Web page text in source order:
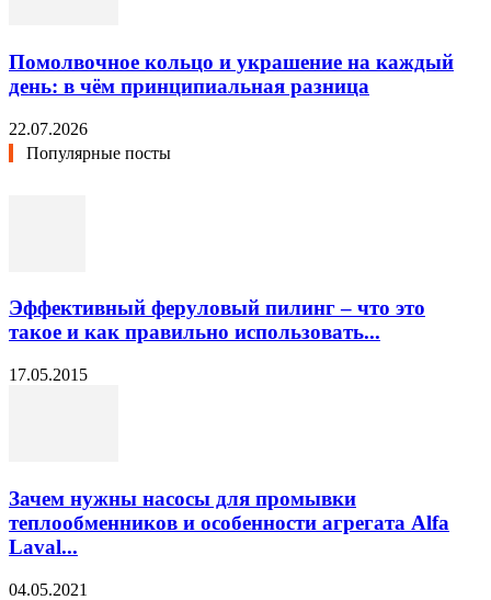
Помолвочное кольцо и украшение на каждый
день: в чём принципиальная разница
22.07.2026
Популярные посты
Эффективный феруловый пилинг – что это
такое и как правильно использовать...
17.05.2015
Зачем нужны насосы для промывки
теплообменников и особенности агрегата Alfa
Laval...
04.05.2021